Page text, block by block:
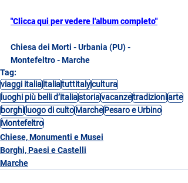
"Clicca qui per vedere l'album completo"
Chiesa dei Morti - Urbania (PU) -
Montefeltro - Marche
Tag:
viaggi italiaitaliatuttitalycultura
luoghi più belli d’italiastoriavacanzetradizioniarte
borghiluogo di cultoMarchePesaro e Urbino
Montefeltro
Chiese, Monumenti e Musei
Borghi, Paesi e Castelli
Marche